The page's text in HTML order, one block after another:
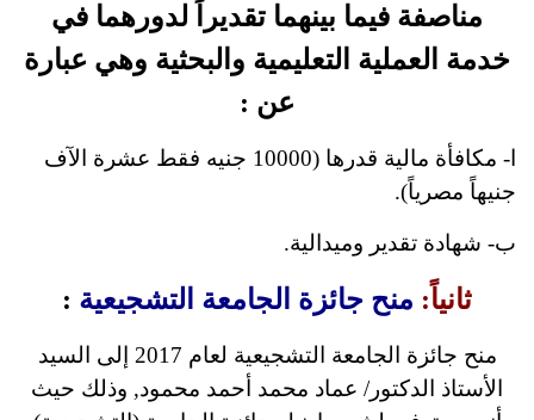
مناصفة فيما بينهما تقديراً لدورهما في
خدمة العملية التعليمية والبحثية وهي عبارة
عن :
ا- مكافأة مالية قدرها (10000 جنيه فقط عشرة الآف
جنيهاً مصرياً).
ب- شهادة تقدير وميدالية.
ثانياً: منح جائزة الجامعة التشجيعية :
منح جائزة الجامعة التشجيعية لعام 2017 إلى السيد
الأستاذ الدكتور/ عماد محمد أحمد محمود, وذلك حيث